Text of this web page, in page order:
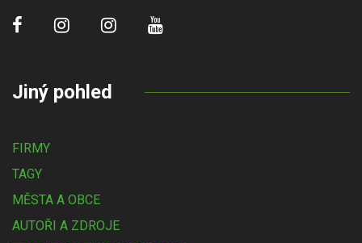
Jiný pohled
FIRMY
TAGY
MĚSTA A OBCE
AUTOŘI A ZDROJE